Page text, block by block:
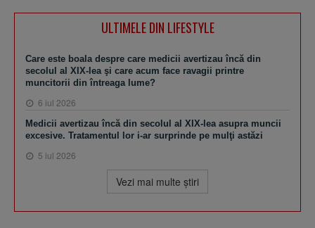
ULTIMELE DIN LIFESTYLE
Care este boala despre care medicii avertizau încă din
secolul al XIX-lea şi care acum face ravagii printre
muncitorii din întreaga lume?
6 iul 2026
Medicii avertizau încă din secolul al XIX-lea asupra muncii
excesive. Tratamentul lor i-ar surprinde pe mulţi astăzi
5 iul 2026
Vezi mai multe ştiri